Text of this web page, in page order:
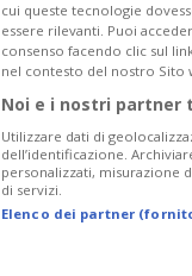
cui queste tecnologie
essere rilevanti. Puoi
consenso facendo clic sul
nel contesto del nostro Sito
Noi e i nostri
Utilizzare dati di
dell’identificazione.
personalizzati, misurazione
di servizi.
Elenco dei partner